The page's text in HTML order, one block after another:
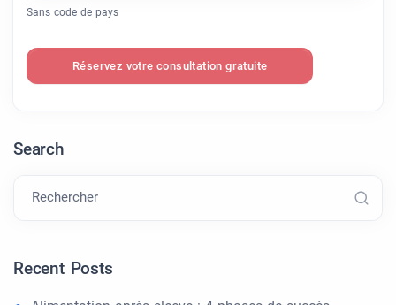
Sans code de pays
Réservez votre consultation gratuite
Search
Rechercher
Recent Posts